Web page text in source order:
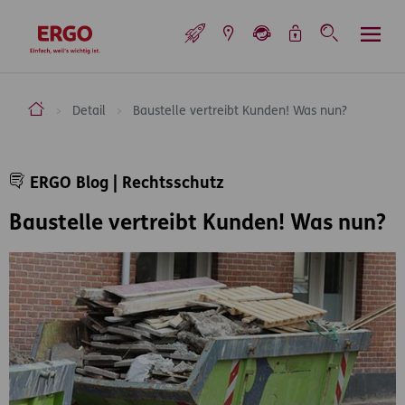
zur Startseite
ERGO Versicherung Aktiengesellschaft
Detail Baustelle vertreibt Kunden! Was nun?
Baustelle vertreibt Kunden! Was nun?
ERGO Blog | Rechtsschutz